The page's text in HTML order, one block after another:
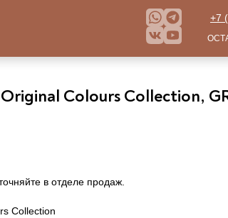
Colours Collection,
в отделе продаж.
Collection
+7